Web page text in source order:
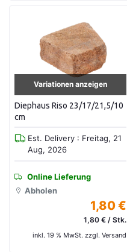
Variationen anzeigen
Diephaus Riso 23/17/21,5/10
cm
Est. Delivery : Freitag, 21
Aug, 2026
Online Lieferung
Abholen
1,80 €
1,80 € / Stk.
inkl. 19 % MwSt. zzgl. Versand